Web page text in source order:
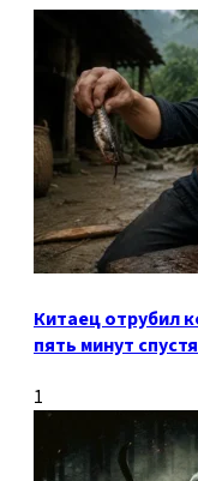
Китаец отрубил
пять минут спустя
1